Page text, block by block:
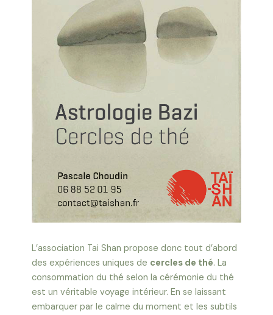
L’association Tai Shan propose donc tout d’abord
des expériences uniques de cercles de thé. La
consommation du thé selon la cérémonie du thé
est un véritable voyage intérieur. En se laissant
embarquer par le calme du moment et les subtils